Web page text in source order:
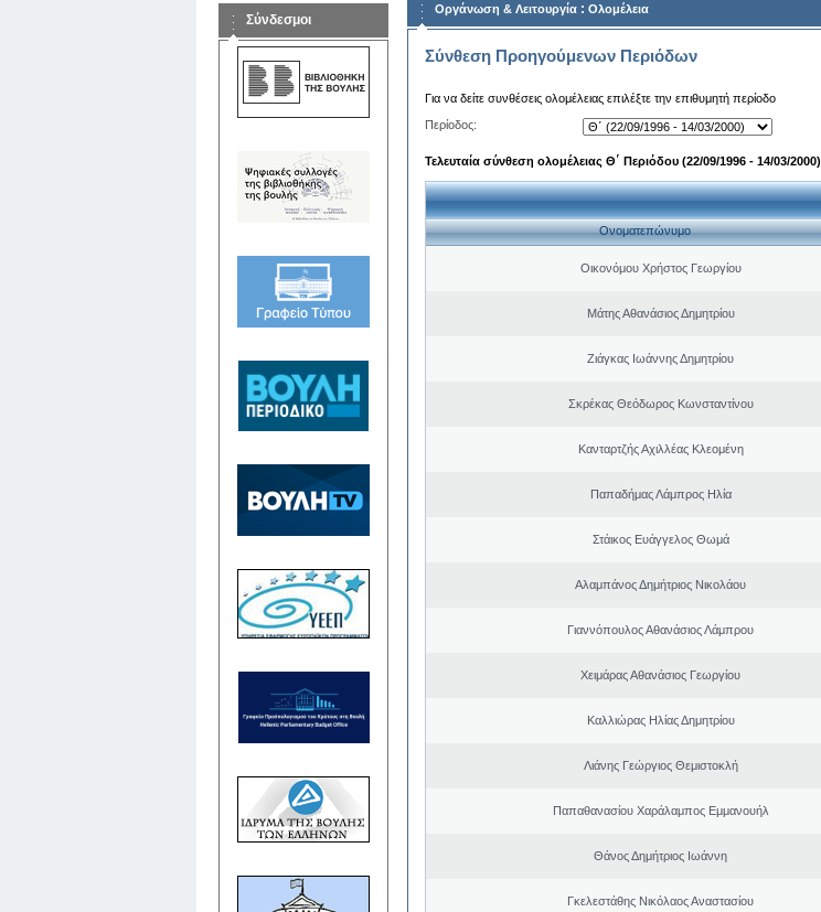
Σύνδεσμοι
Οργάνωση & Λειτουργία : Ολομέλεια
Σύνθεση Προηγούμενων Περιόδων
Για να δείτε συνθέσεις ολομέλειας επιλέξτε την επιθυμητή περίοδο
Περίοδος:
Τελευταία σύνθεση ολομέλειας Θ΄ Περιόδου (22/09/1996 - 14/03/2000)
Ονοματεπώνυμο
Οικονόμου Χρήστος Γεωργίου
Μάτης Αθανάσιος Δημητρίου
Ζιάγκας Ιωάννης Δημητρίου
Σκρέκας Θεόδωρος Κωνσταντίνου
Κανταρτζής Αχιλλέας Κλεομένη
Παπαδήμας Λάμπρος Ηλία
Στάικος Ευάγγελος Θωμά
Αλαμπάνος Δημήτριος Νικολάου
Γιαννόπουλος Αθανάσιος Λάμπρου
Χειμάρας Αθανάσιος Γεωργίου
Καλλιώρας Ηλίας Δημητρίου
Λιάνης Γεώργιος Θεμιστοκλή
Παπαθανασίου Χαράλαμπος Εμμανουήλ
Θάνος Δημήτριος Ιωάννη
Γκελεστάθης Νικόλαος Αναστασίου